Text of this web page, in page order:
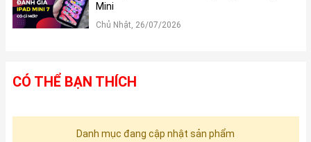
Mini
Chủ Nhật, 26/07/2026
CÓ THỂ BẠN THÍCH
Danh mục đang cập nhật sản phẩm